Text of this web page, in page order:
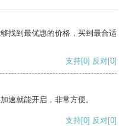
找到最优惠的价格，买到最合适
支持[0] 反对[0]
速就能开启，非常方便。
支持[0] 反对[0]